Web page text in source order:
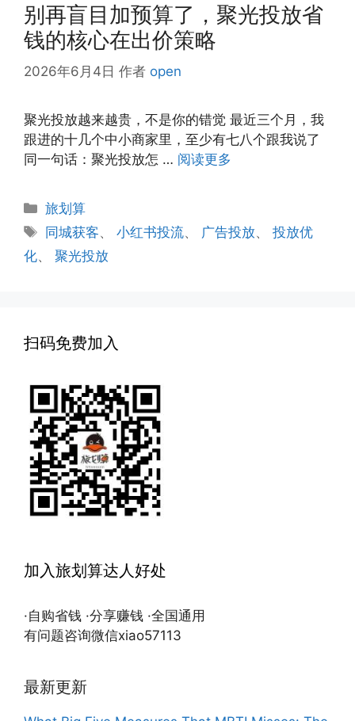
别再盲目加预算了，聚光投放省
钱的核心在出价策略
2026年6月4日 作者 open
聚光投放越来越贵，不是你的错觉 最近三个月，我
跟进的十几个中小商家里，至少有七八个跟我说了
同一句话：聚光投放怎 … 阅读更多
分
类
旅划算
标
签
同城获客、小红书投流、 广告投放、投放优
化、 聚光投放
扫码免费加入
加入旅划算达人好处
·自购省钱 ·分享赚钱 ·全国通用
有问题咨询微信xiao57113
最新更新